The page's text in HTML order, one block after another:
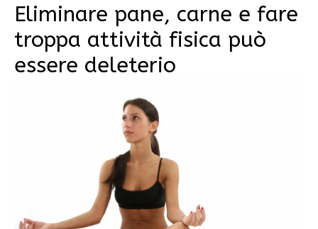
Eliminare pane, carne e fare
troppa attività fisica può
essere deleterio